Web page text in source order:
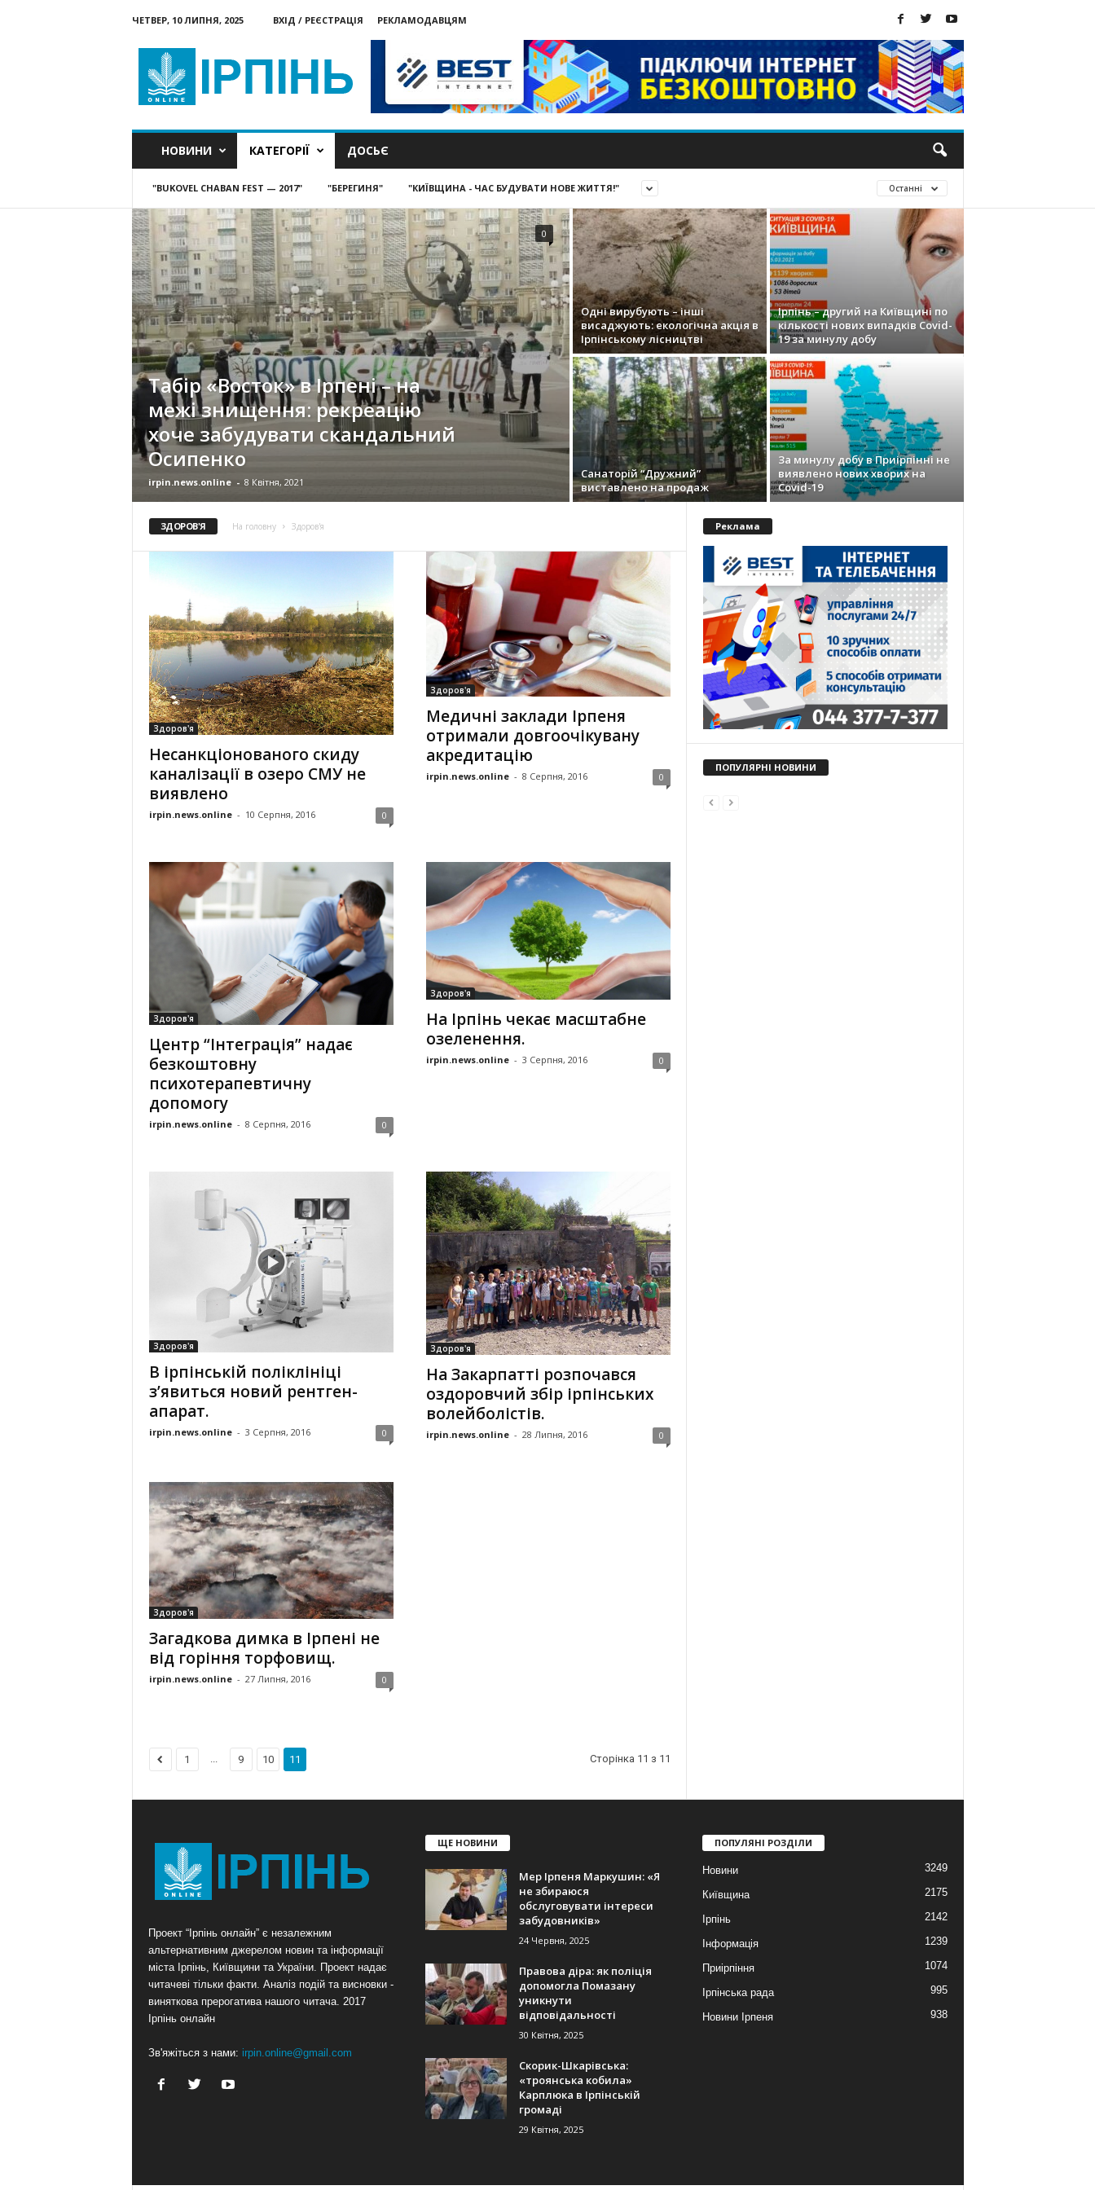
ЧЕТВЕР, 10 ЛИПНЯ, 2025 ВХІД / РЕЄСТРАЦІЯ
РЕКЛАМОДАВЦЯМ
онлайн
НОВИНИ КАТЕГОРІЇ ДОСЬЄ
"BUKOVEL CHABAN FEST — 2017" "БЕРЕГИНЯ" "КИЇВЩИНА - ЧАС БУДУВАТИ НОВЕ ЖИТТЯ!" Останні
Табір «Восток» в Ірпені – на
межі знищення: рекреацію
хоче забудувати скандальний
Осипенко
irpin.news.online - 8 Квітня, 2021
0
Одні вирубують – інші
висаджують: екологічна акція в
Ірпінському лісництві
Ірпінь – другий на Київщині по
кількості нових випадків Covid-
19 за минулу добу
Санаторій “Дружний”
виставлено на продаж
За минулу добу в Приірпінні не
виявлено нових хворих на
Covid-19
ЗДОРОВ'Я На головну Здоров'я
Здоров'я
Несанкціонованого скиду
каналізації в озеро СМУ не
виявлено
irpin.news.online - 10 Серпня, 2016 0
Здоров'я
Медичні заклади Ірпеня
отримали довгоочікувану
акредитацію
irpin.news.online - 8 Серпня, 2016 0
Здоров'я
Центр “Інтеграція” надає
безкоштовну
психотерапевтичну
допомогу
irpin.news.online - 8 Серпня, 2016 0
Здоров'я
На Ірпінь чекає масштабне
озеленення.
irpin.news.online - 3 Серпня, 2016 0
Здоров'я
В ірпінській поліклініці
з’явиться новий рентген-
апарат.
irpin.news.online - 3 Серпня, 2016 0
Здоров'я
На Закарпатті розпочався
оздоровчий збір ірпінських
волейболістів.
irpin.news.online - 28 Липня, 2016 0
Здоров'я
Загадкова димка в Ірпені не
від горіння торфовищ.
irpin.news.online - 27 Липня, 2016 0
1 ... 9 10 11 Сторінка 11 з 11
Реклама
ПОПУЛЯРНІ НОВИНИ
Проект “Ірпінь онлайн” є незалежним
альтернативним джерелом новин та інформації
міста Ірпінь, Київщини та України. Проект надає
читачеві тільки факти. Аналіз подій та висновки -
виняткова прерогатива нашого читача. 2017
Ірпінь онлайн
Зв'яжіться з нами: irpin.online@gmail.com
ЩЕ НОВИНИ
Мер Ірпеня Маркушин: «Я
не збираюся
обслуговувати інтереси
забудовників»
24 Червня, 2025
Правова діра: як поліція
допомогла Помазану
уникнути
відповідальності
30 Квітня, 2025
Скорик-Шкарівська:
«троянська кобила»
Карплюка в Ірпінській
громаді
29 Квітня, 2025
ПОПУЛЯНІ РОЗДІЛИ
Новини 3249
Київщина 2175
Ірпінь 2142
Інформація 1239
Приірпіння 1074
Ірпінська рада 995
Новини Ірпеня 938